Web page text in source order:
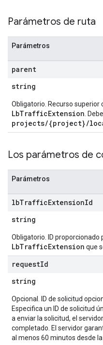
Parámetros de ruta
Parámetros
parent
string
Obligatorio. Recurso superior
LbTrafficExtension .
projects/{project}/
Los parámetros de
Parámetros
lbTrafficExtensionId
string
Obligatorio. ID proporcionado
LbTrafficExtension que
requestId
string
Opcional. ID de solicitud
Especifica un ID de solicitud
a enviar la solicitud, el
completado. El servidor
al menos 60 minutos desde